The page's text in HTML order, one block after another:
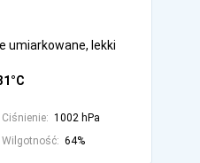
umiarkowane, lekki
Ciśnienie: 1002 hPa
Wilgotność: 64%